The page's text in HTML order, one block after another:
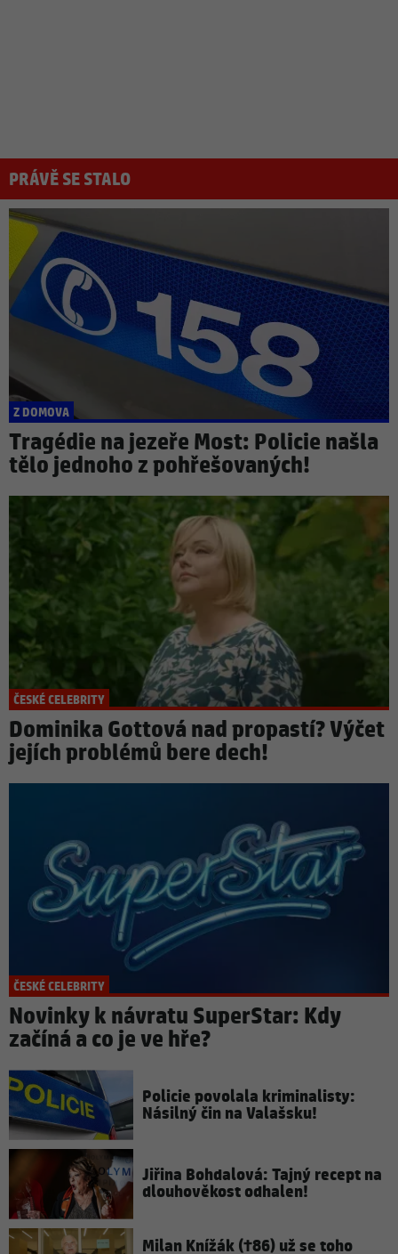
PRÁVĚ SE STALO
Z DOMOVA
Tragédie na jezeře Most: Policie našla
tělo jednoho z pohřešovaných!
ČESKÉ CELEBRITY
Dominika Gottová nad propastí? Výčet
jejích problémů bere dech!
ČESKÉ CELEBRITY
Novinky k návratu SuperStar: Kdy
začíná a co je ve hře?
Policie povolala kriminalisty:
Násilný čin na Valašsku!
Jiřina Bohdalová: Tajný recept na
dlouhověkost odhalen!
Milan Knížák (†86) už se toho